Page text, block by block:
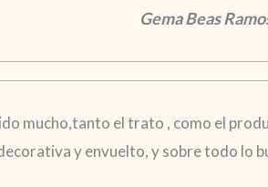
Gema Beas
mucho,tanto el trato , como el
y envuelto, y sobre todo lo